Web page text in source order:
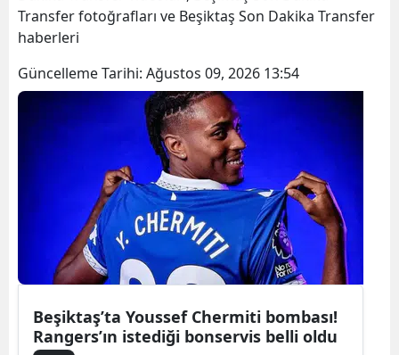
Transfer fotoğrafları ve Beşiktaş Son Dakika Transfer
haberleri
Güncelleme Tarihi: Ağustos 09, 2026 13:54
Beşiktaş’ta Youssef Chermiti bombası!
Rangers’ın istediği bonservis belli oldu